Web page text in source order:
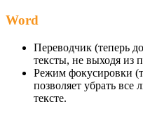
Word
Переводчик (теперь
тексты, не выходя из
Режим фокусировки
позволяет убрать все
тексте.